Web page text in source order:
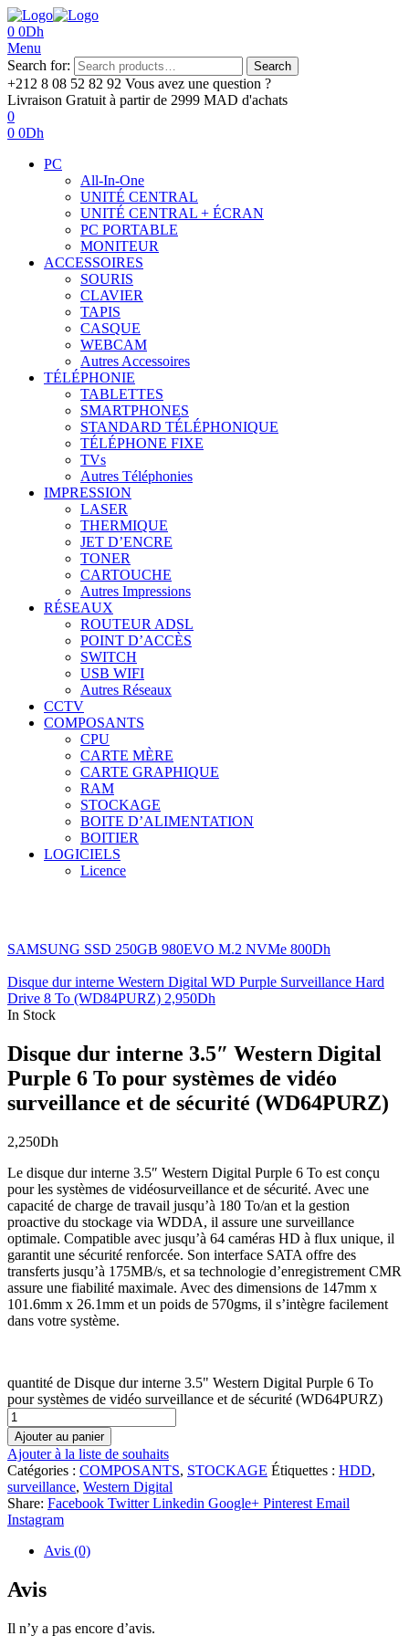
0 0Dh
Menu
Search for:
Search
+212 8 08 52 82 92‬ Vous avez une question ?
Livraison Gratuit à partir de 2999 MAD d'achats
0
0 0Dh
PC
All-In-One
UNITÉ CENTRAL
UNITÉ CENTRAL + ÉCRAN
PC PORTABLE
MONITEUR
ACCESSOIRES
SOURIS
CLAVIER
TAPIS
CASQUE
WEBCAM
Autres Accessoires
TÉLÉPHONIE
TABLETTES
SMARTPHONES
STANDARD TÉLÉPHONIQUE
TÉLÉPHONE FIXE
TVs
Autres Téléphonies
IMPRESSION
LASER
THERMIQUE
JET D’ENCRE
TONER
CARTOUCHE
Autres Impressions
RÉSEAUX
ROUTEUR ADSL
POINT D’ACCÈS
SWITCH
USB WIFI
Autres Réseaux
CCTV
COMPOSANTS
CPU
CARTE MÈRE
CARTE GRAPHIQUE
RAM
STOCKAGE
BOITE D’ALIMENTATION
BOITIER
LOGICIELS
Licence
SAMSUNG SSD 250GB 980EVO M.2 NVMe 800Dh
Disque dur interne Western Digital WD Purple Surveillance Hard
Drive 8 To (WD84PURZ) 2,950Dh
In Stock
Disque dur interne 3.5″ Western Digital
Purple 6 To pour systèmes de vidéo
surveillance et de sécurité (WD64PURZ)
2,250Dh
Le disque dur interne 3.5″ Western Digital Purple 6 To est conçu
pour les systèmes de vidéosurveillance et de sécurité. Avec une
capacité de charge de travail jusqu’à 180 To/an et la gestion
proactive du stockage via WDDA, il assure une surveillance
optimale. Compatible avec jusqu’à 64 caméras HD à flux unique, il
garantit une sécurité renforcée. Son interface SATA offre des
transferts jusqu’à 175MB/s, et sa technologie d’enregistrement CMR
assure une fiabilité maximale. Avec des dimensions de 147mm x
101.6mm x 26.1mm et un poids de 570gms, il s’intègre facilement
dans votre système.
quantité de Disque dur interne 3.5" Western Digital Purple 6 To
pour systèmes de vidéo surveillance et de sécurité (WD64PURZ)
Ajouter au panier
Ajouter à la liste de souhaits
Catégories : COMPOSANTS, STOCKAGE Étiquettes : HDD,
surveillance, Western Digital
Share: Facebook Twitter Linkedin Google+ Pinterest Email
Instagram
Avis (0)
Avis
Il n’y a pas encore d’avis.